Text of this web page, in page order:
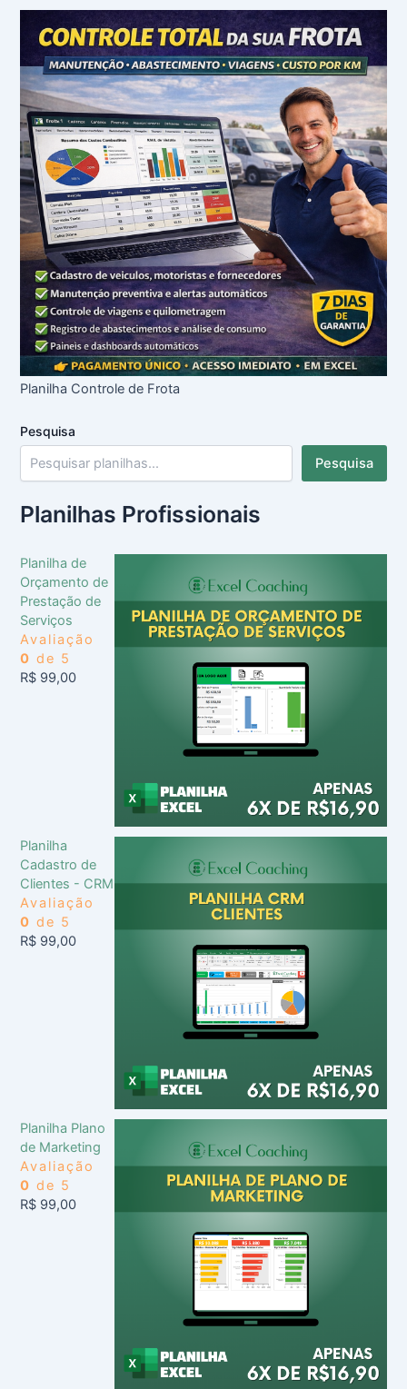
Planilha Controle de Frota
Pesquisa
Pesquisa
Planilhas Profissionais
Planilha de
Orçamento de
Prestação de
Serviços
Avaliação
0 de 5
R$ 99,00
Planilha
Cadastro de
Clientes - CRM
Avaliação
0 de 5
R$ 99,00
Planilha Plano
de Marketing
Avaliação
0 de 5
R$ 99,00